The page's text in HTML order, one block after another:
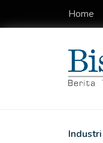
Home
Industri